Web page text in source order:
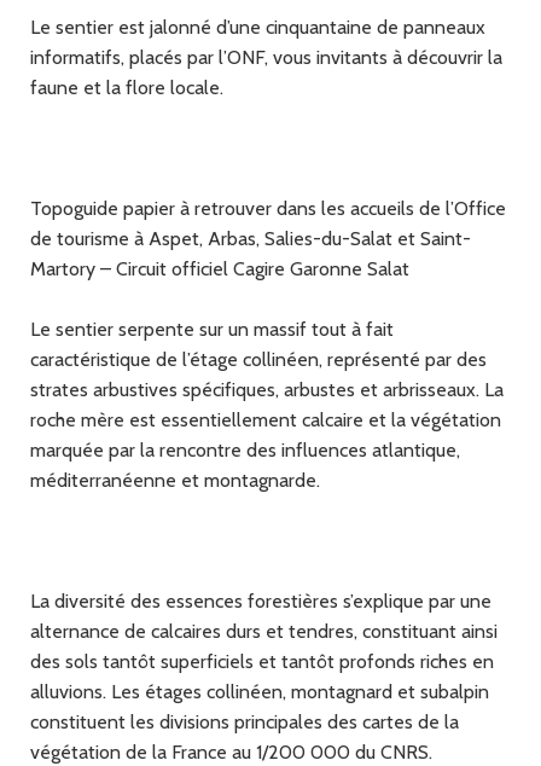
Le sentier est jalonné d’une cinquantaine de panneaux
informatifs, placés par l’ONF, vous invitants à découvrir la
faune et la flore locale.
Topoguide papier à retrouver dans les accueils de l’Office
de tourisme à Aspet, Arbas, Salies-du-Salat et Saint-
Martory – Circuit officiel Cagire Garonne Salat
Le sentier serpente sur un massif tout à fait
caractéristique de l’étage collinéen, représenté par des
strates arbustives spécifiques, arbustes et arbrisseaux. La
roche mère est essentiellement calcaire et la végétation
marquée par la rencontre des influences atlantique,
méditerranéenne et montagnarde.
La diversité des essences forestières s’explique par une
alternance de calcaires durs et tendres, constituant ainsi
des sols tantôt superficiels et tantôt profonds riches en
alluvions. Les étages collinéen, montagnard et subalpin
constituent les divisions principales des cartes de la
végétation de la France au 1/200 000 du CNRS.